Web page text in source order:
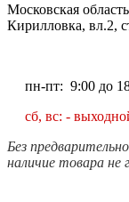
Московская
Кирилловка, вл.2,
пн-пт: 9:00 до
сб, вс: -
Без
наличие товара не